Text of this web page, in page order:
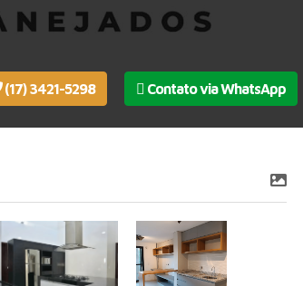
(17) 3421-5298 Contato via WhatsApp